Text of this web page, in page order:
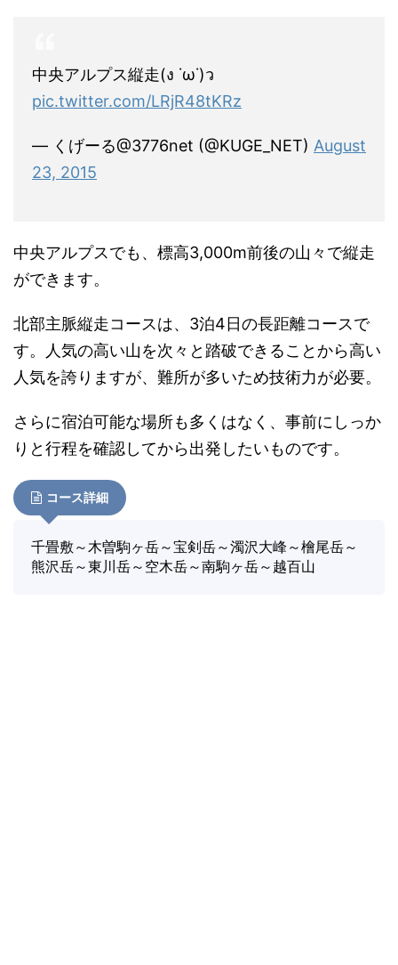
中央アルプス縦走(ง ˙ω˙)ว
pic.twitter.com/LRjR48tKRz
— くげーる@3776net (@KUGE_NET) August
23, 2015
中央アルプスでも、標高3,000m前後の山々で縦走
ができます。
北部主脈縦走コースは、3泊4日の長距離コースで
す。人気の高い山を次々と踏破できることから高い
人気を誇りますが、難所が多いため技術力が必要。
さらに宿泊可能な場所も多くはなく、事前にしっか
りと行程を確認してから出発したいものです。
コース詳細
千畳敷～木曽駒ヶ岳～宝剣岳～濁沢大峰～檜尾岳～
熊沢岳～東川岳～空木岳～南駒ヶ岳～越百山